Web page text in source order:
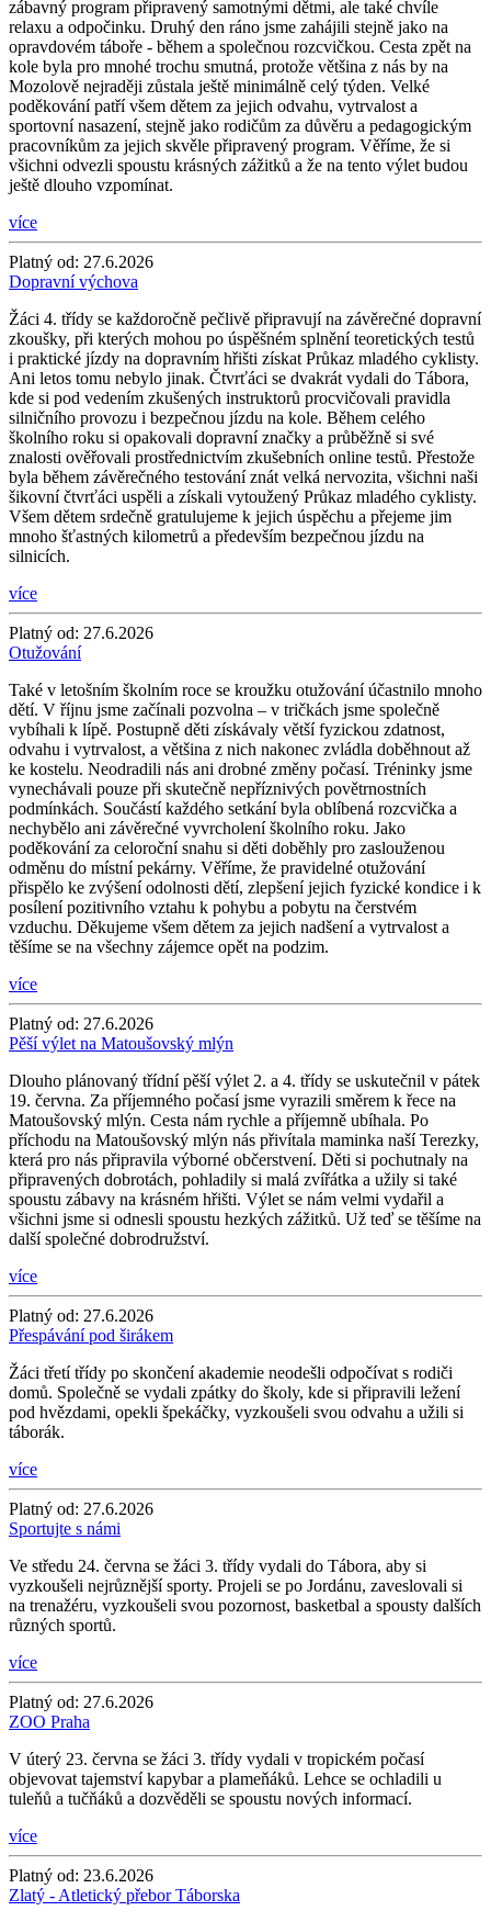
zábavný program připravený samotnými dětmi, ale také chvíle
relaxu a odpočinku. Druhý den ráno jsme zahájili stejně jako na
opravdovém táboře - během a společnou rozcvičkou. Cesta zpět na
kole byla pro mnohé trochu smutná, protože většina z nás by na
Mozolově nejraději zůstala ještě minimálně celý týden. Velké
poděkování patří všem dětem za jejich odvahu, vytrvalost a
sportovní nasazení, stejně jako rodičům za důvěru a pedagogickým
pracovníkům za jejich skvěle připravený program. Věříme, že si
všichni odvezli spoustu krásných zážitků a že na tento výlet budou
ještě dlouho vzpomínat.
více
Platný od: 27.6.2026
Dopravní výchova
Žáci 4. třídy se každoročně pečlivě připravují na závěrečné dopravní
zkoušky, při kterých mohou po úspěšném splnění teoretických testů
i praktické jízdy na dopravním hřišti získat Průkaz mladého cyklisty.
Ani letos tomu nebylo jinak. Čtvrťáci se dvakrát vydali do Tábora,
kde si pod vedením zkušených instruktorů procvičovali pravidla
silničního provozu i bezpečnou jízdu na kole. Během celého
školního roku si opakovali dopravní značky a průběžně si své
znalosti ověřovali prostřednictvím zkušebních online testů. Přestože
byla během závěrečného testování znát velká nervozita, všichni naši
šikovní čtvrťáci uspěli a získali vytoužený Průkaz mladého cyklisty.
Všem dětem srdečně gratulujeme k jejich úspěchu a přejeme jim
mnoho šťastných kilometrů a především bezpečnou jízdu na
silnicích.
více
Platný od: 27.6.2026
Otužování
Také v letošním školním roce se kroužku otužování účastnilo mnoho
dětí. V říjnu jsme začínali pozvolna – v tričkách jsme společně
vybíhali k lípě. Postupně děti získávaly větší fyzickou zdatnost,
odvahu i vytrvalost, a většina z nich nakonec zvládla doběhnout až
ke kostelu. Neodradili nás ani drobné změny počasí. Tréninky jsme
vynechávali pouze při skutečně nepříznivých povětrnostních
podmínkách. Součástí každého setkání byla oblíbená rozcvička a
nechybělo ani závěrečné vyvrcholení školního roku. Jako
poděkování za celoroční snahu si děti doběhly pro zaslouženou
odměnu do místní pekárny. Věříme, že pravidelné otužování
přispělo ke zvýšení odolnosti dětí, zlepšení jejich fyzické kondice i k
posílení pozitivního vztahu k pohybu a pobytu na čerstvém
vzduchu. Děkujeme všem dětem za jejich nadšení a vytrvalost a
těšíme se na všechny zájemce opět na podzim.
více
Platný od: 27.6.2026
Pěší výlet na Matoušovský mlýn
Dlouho plánovaný třídní pěší výlet 2. a 4. třídy se uskutečnil v pátek
19. června. Za příjemného počasí jsme vyrazili směrem k řece na
Matoušovský mlýn. Cesta nám rychle a příjemně ubíhala. Po
příchodu na Matoušovský mlýn nás přivítala maminka naší Terezky,
která pro nás připravila výborné občerstvení. Děti si pochutnaly na
připravených dobrotách, pohladily si malá zvířátka a užily si také
spoustu zábavy na krásném hřišti. Výlet se nám velmi vydařil a
všichni jsme si odnesli spoustu hezkých zážitků. Už teď se těšíme na
další společné dobrodružství.
více
Platný od: 27.6.2026
Přespávání pod širákem
Žáci třetí třídy po skončení akademie neodešli odpočívat s rodiči
domů. Společně se vydali zpátky do školy, kde si připravili ležení
pod hvězdami, opekli špekáčky, vyzkoušeli svou odvahu a užili si
táborák.
více
Platný od: 27.6.2026
Sportujte s námi
Ve středu 24. června se žáci 3. třídy vydali do Tábora, aby si
vyzkoušeli nejrůznější sporty. Projeli se po Jordánu, zaveslovali si
na trenažéru, vyzkoušeli svou pozornost, basketbal a spousty dalších
různých sportů.
více
Platný od: 27.6.2026
ZOO Praha
V úterý 23. června se žáci 3. třídy vydali v tropickém počasí
objevovat tajemství kapybar a plameňáků. Lehce se ochladili u
tuleňů a tučňáků a dozvěděli se spoustu nových informací.
více
Platný od: 23.6.2026
Zlatý - Atletický přebor Táborska